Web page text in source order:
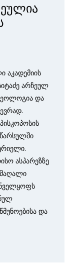
აკადემიის
არჩეულ
და
ასპარეზზე
და